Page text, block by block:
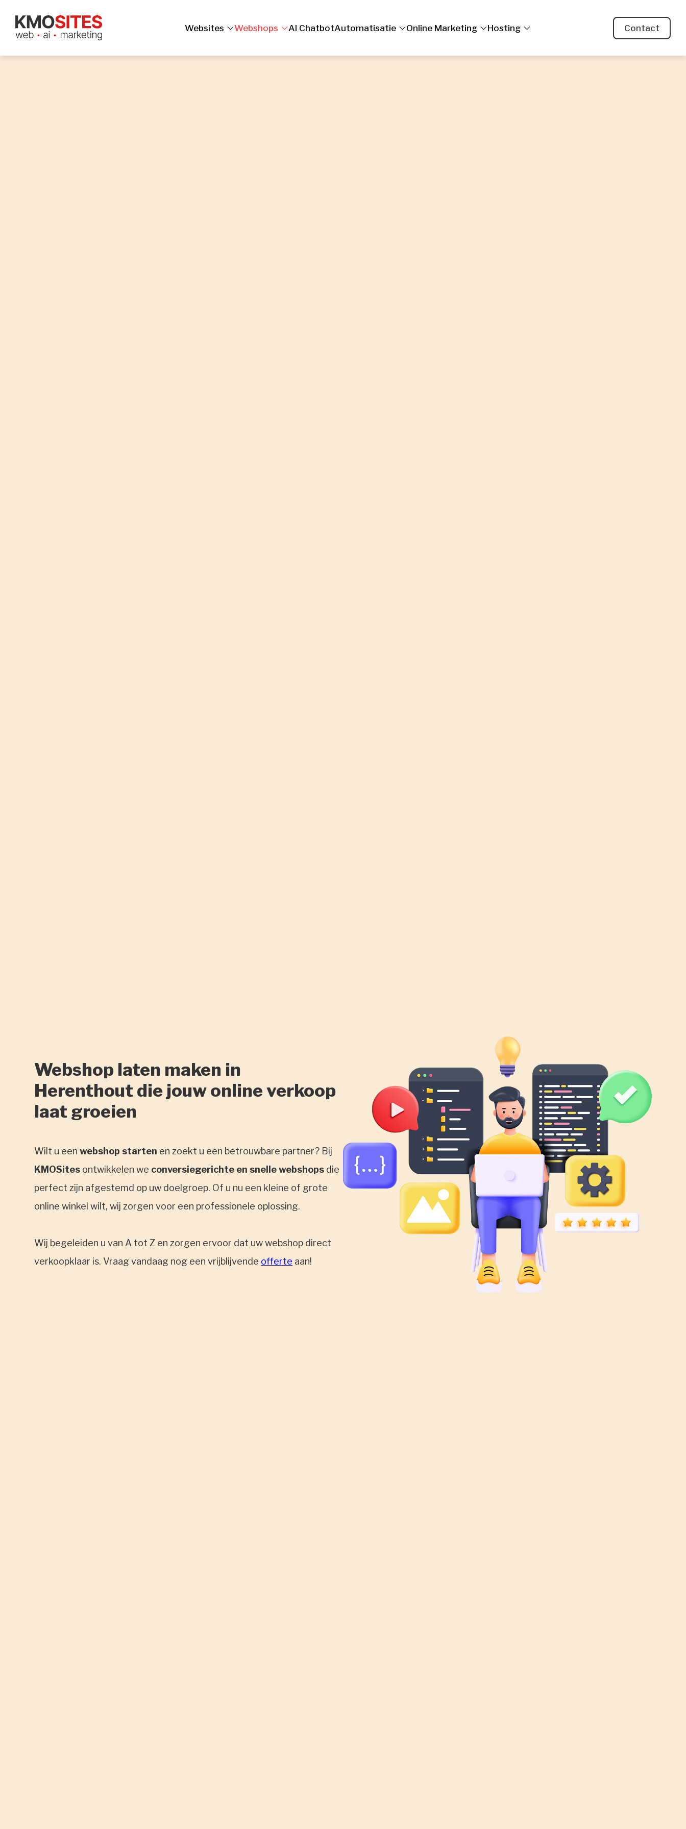
Websites Webshops AI ChatbotAutomatisatie Online Marketing Hosting Contact
Webshop laten maken in
Herenthout die jouw online verkoop
laat groeien
Wilt u eenwebshop starten en zoekt u een betrouwbare partner? Bij
KMOSites ontwikkelen we conversiegerichte en snelle webshops die
perfect zijn afgestemd op uw doelgroep. Of u nu een kleine of grote
online winkel wilt, wij zorgen voor een professionele oplossing.
Wij begeleiden u van A tot Z en zorgen ervoor dat uw webshop direct
verkoopklaar is. Vraag vandaag nog een vrijblijvende offerte aan!